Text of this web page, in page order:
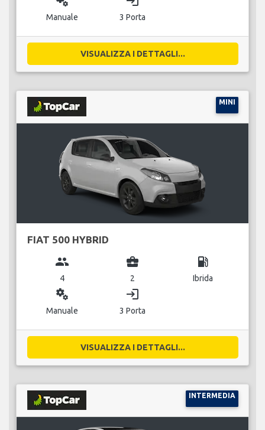
Manuale 3 Porta
VISUALIZZA I DETTAGLI...
MINI
FIAT 500 HYBRID
group
4
business_center
2
local_gas_station
Ibrida
miscellaneous_services
Manuale
login
3 Porta
VISUALIZZA I DETTAGLI...
INTERMEDIA